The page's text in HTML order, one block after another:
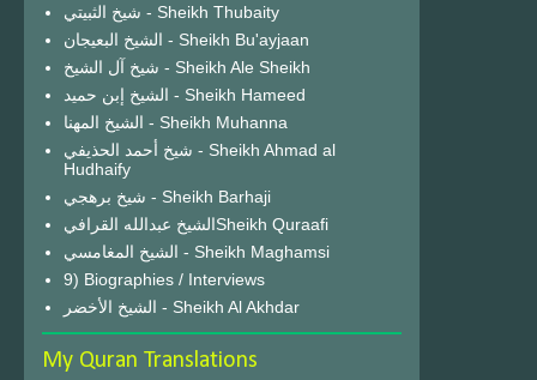
شيخ الثبيتي - Sheikh Thubaity
الشيخ البعيجان - Sheikh Bu'ayjaan
شيخ آل الشيخ - Sheikh Ale Sheikh
الشيخ إبن حميد - Sheikh Hameed
الشيخ المهنا - Sheikh Muhanna
شيخ أحمد الحذيفي - Sheikh Ahmad al
Hudhaify
شيخ برهجي - Sheikh Barhaji
الشيخ عبدالله القرافيSheikh Quraafi
الشيخ المغامسي - Sheikh Maghamsi
9) Biographies / Interviews
الشيخ الأخضر - Sheikh Al Akhdar
My Quran Translations